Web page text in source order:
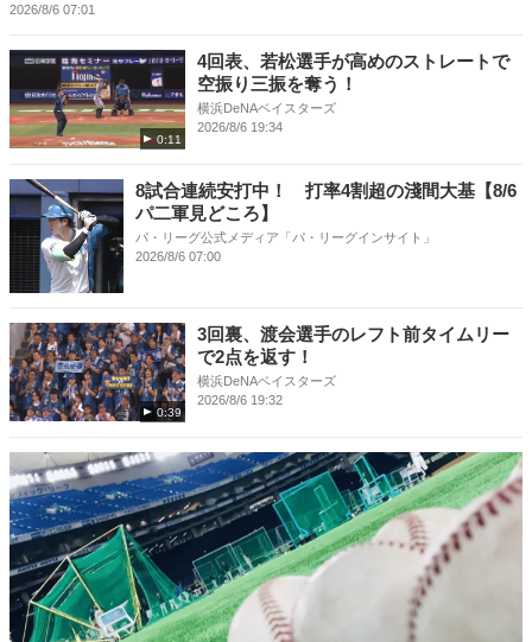
2026/8/6 07:01
0:11
4回表、若松選手が高めのストレートで
空振り三振を奪う！
横浜DeNAベイスターズ
2026/8/6 19:34
8試合連続安打中！ 打率4割超の淺間大基【8/6
パ二軍見どころ】
パ・リーグ公式メディア「パ・リーグインサイト」
2026/8/6 07:00
0:39
3回裏、渡会選手のレフト前タイムリー
で2点を返す！
横浜DeNAベイスターズ
2026/8/6 19:32